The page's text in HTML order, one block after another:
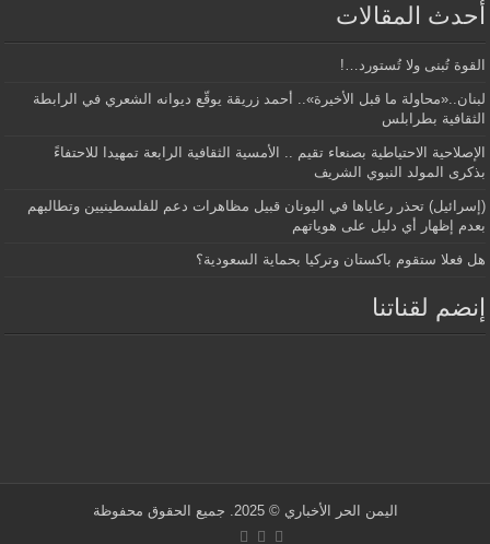
أحدث المقالات
القوة تُبنى ولا تُستورد…!
لبنان..«محاولة ما قبل الأخيرة».. أحمد زريقة يوقّع ديوانه الشعري في الرابطة
الثقافية بطرابلس
الإصلاحية الاحتياطية بصنعاء تقيم .. الأمسية الثقافية الرابعة تمهيدا للاحتفاءً
بذكرى المولد النبوي الشريف
(إسرائيل) تحذر رعاياها في اليونان قبيل مظاهرات دعم للفلسطينيين وتطالبهم
بعدم إظهار أي دليل على هوياتهم
هل فعلا ستقوم باكستان وتركيا بحماية السعودية؟
إنضم لقناتنا
اليمن الحر الأخباري © 2025. جميع الحقوق محفوظة